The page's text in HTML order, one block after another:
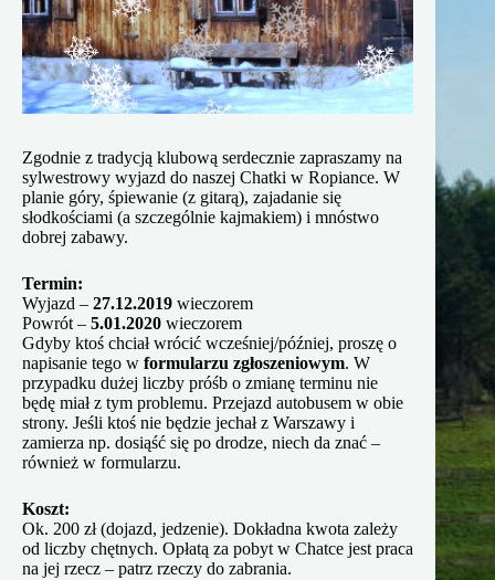
Zgodnie z tradycją klubową serdecznie zapraszamy na
sylwestrowy wyjazd do naszej Chatki w Ropiance. W
planie góry, śpiewanie (z gitarą), zajadanie się
słodkościami (a szczególnie kajmakiem) i mnóstwo
dobrej zabawy.
Termin:
Wyjazd – 27.12.2019 wieczorem
Powrót – 5.01.2020 wieczorem
Gdyby ktoś chciał wrócić wcześniej/później, proszę o
napisanie tego w formularzu zgłoszeniowym. W
przypadku dużej liczby próśb o zmianę terminu nie
będę miał z tym problemu. Przejazd autobusem w obie
strony. Jeśli ktoś nie będzie jechał z Warszawy i
zamierza np. dosiąść się po drodze, niech da znać –
również w formularzu.
Koszt:
Ok. 200 zł (dojazd, jedzenie). Dokładna kwota zależy
od liczby chętnych. Opłatą za pobyt w Chatce jest praca
na jej rzecz – patrz rzeczy do zabrania.